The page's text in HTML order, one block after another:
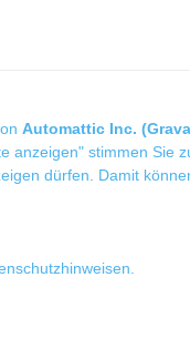
Automattic Inc.
anzeigen" stimmen Sie
dürfen. Damit